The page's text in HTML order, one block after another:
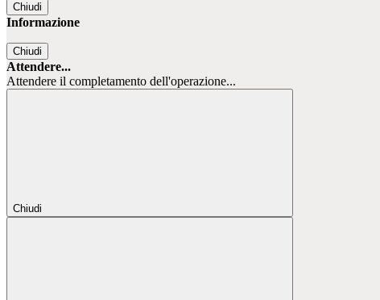
Chiudi
Informazione
Chiudi
Attendere...
Attendere il completamento dell'operazione...
Chiudi